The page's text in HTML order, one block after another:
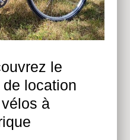
le
location
à